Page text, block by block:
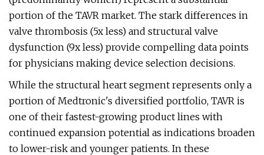
portion of the TAVR market. The stark differences in
valve thrombosis (5x less) and structural valve
dysfunction (9x less) provide compelling data points
for physicians making device selection decisions.
While the structural heart segment represents only a
portion of Medtronic's diversified portfolio, TAVR is
one of their fastest-growing product lines with
continued expansion potential as indications broaden
to lower-risk and younger patients. In these